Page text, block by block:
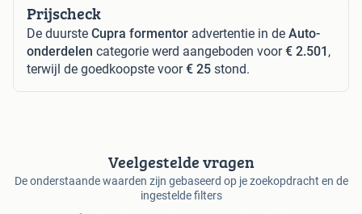
Prijscheck
De duurste Cupra formentor advertentie in de Auto-
onderdelen categorie werd aangeboden voor€ 2.501 ,
terwijl de goedkoopste voor€ 25 stond.
Veelgestelde vragen
De onderstaande waarden zijn gebaseerd op je zoekopdracht en de
ingestelde filters